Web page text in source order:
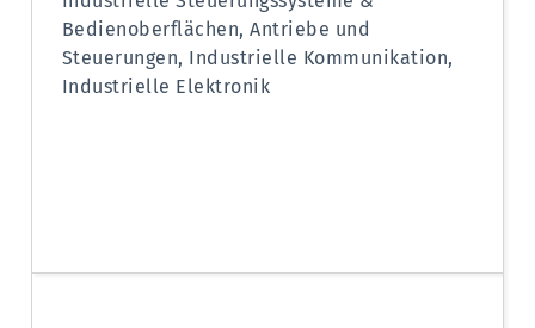
Bedienoberflächen, Antriebe und
Steuerungen, Industrielle Kommunikation,
Industrielle Elektronik